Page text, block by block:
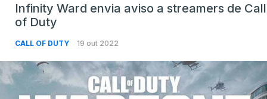
Infinity Ward envia aviso a streamers de Call
of Duty
CALL OF DUTY 19 out 2022